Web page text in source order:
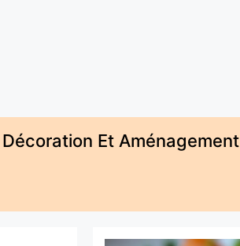
Décoration Et Aménagement